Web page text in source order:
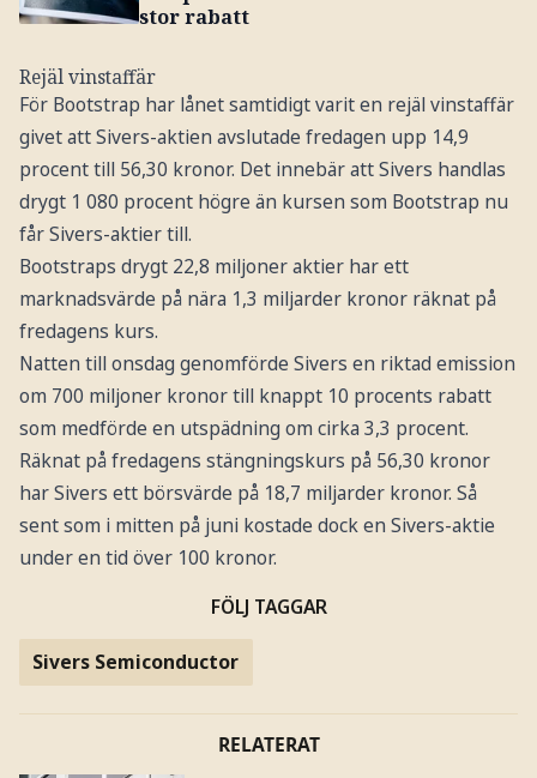
stor rabatt
Rejäl vinstaffär
För Bootstrap har lånet samtidigt varit en rejäl vinstaffär
givet att Sivers-aktien avslutade fredagen upp 14,9
procent till 56,30 kronor. Det innebär att Sivers handlas
drygt 1 080 procent högre än kursen som Bootstrap nu
får Sivers-aktier till.
Bootstraps drygt 22,8 miljoner aktier har ett
marknadsvärde på nära 1,3 miljarder kronor räknat på
fredagens kurs.
Natten till onsdag genomförde Sivers en riktad emission
om 700 miljoner kronor till knappt 10 procents rabatt
som medförde en utspädning om cirka 3,3 procent.
Räknat på fredagens stängningskurs på 56,30 kronor
har Sivers ett börsvärde på 18,7 miljarder kronor. Så
sent som i mitten på juni kostade dock en Sivers-aktie
under en tid över 100 kronor.
FÖLJ TAGGAR
Sivers Semiconductor
RELATERAT